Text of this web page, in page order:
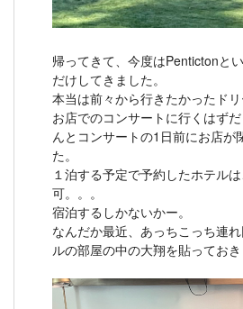
帰ってきて、今度はPentictonと
だけしてきました。
本当は前々から行きたかったド
お店でのコンサートに行くはず
んとコンサートの1日前にお店が
た。
１泊する予定で予約したホテル
可。。。
宿泊するしかないかー。
なんだか最近、あっちこっち連
ルの部屋の中の大翔を貼っておき